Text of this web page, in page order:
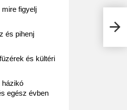
figyelj
és pihenj
és kültéri
házikó
egész évben